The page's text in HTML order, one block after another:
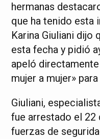
hermanas
que ha tenido esta
Karina Giuliani dijo
esta fecha y pidió
apeló
mujer a mujer»
Giuliani,
fue arrestado el 22
fuerzas de